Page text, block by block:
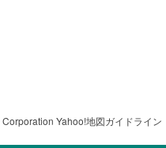
Corporation Yahoo!地図ガイドライン